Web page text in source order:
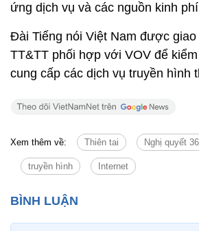
ứng dịch vụ và các nguồn kinh
Đài Tiếng nói Việt Nam được
TT&TT phối hợp với VOV để
cung cấp các dịch vụ truyền hình
Xem thêm về: Thiên tai Nghị quyết 36
truyền hình Internet